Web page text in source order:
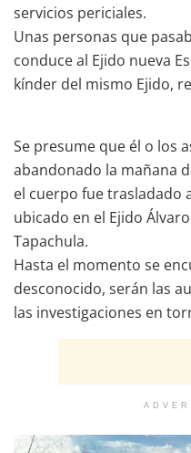
servicios periciales.
Unas personas que
conduce al Ejido nueva
kínder del mismo Ejido,
Se presume que él o los
abandonado la mañana
el cuerpo fue trasladado
ubicado en el Ejido
Tapachula.
Hasta el momento se
desconocido, serán las
las investigaciones en